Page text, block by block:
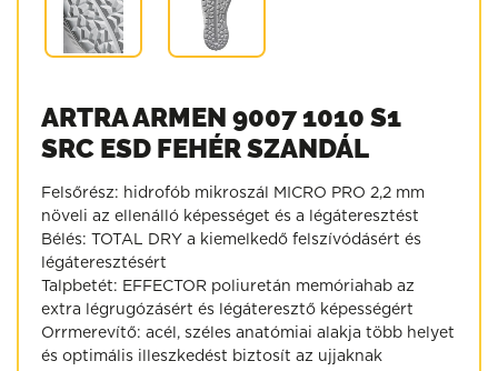
ARTRA ARMEN 9007 1010 S1
SRC ESD FEHÉR SZANDÁL
Felsőrész: hidrofób mikroszál MICRO PRO 2,2 mm
növeli az ellenálló képességet és a légáteresztést
Bélés: TOTAL DRY a kiemelkedő felszívódásért és
légáteresztésért
Talpbetét: EFFECTOR poliuretán memóriahab az
extra légrugózásért és légáteresztő képességért
Orrmerevítő: acél, széles anatómiai alakja több helyet
és optimális illeszkedést biztosít az ujjaknak